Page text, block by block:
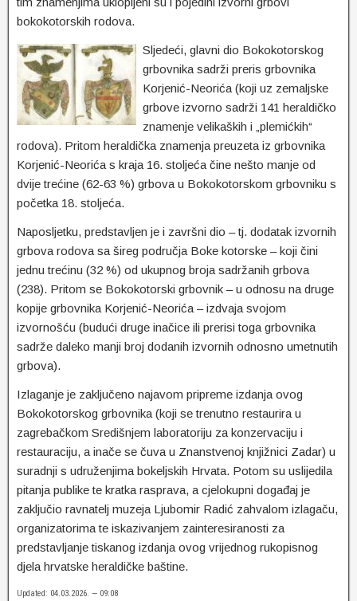
bokokotorskih rodova.
Sljedeći, glavni dio Bokokotorskog
grbovnika sadrži preris grbovnika
Korjenić-Neorića (koji uz zemaljske
grbove izvorno sadrži 141 heraldičko
znamenje velikaških i „plemićkih“
rodova). Pritom heraldička znamenja preuzeta iz grbovnika
Korjenić-Neorića s kraja 16. stoljeća čine nešto manje od
dvije trećine (62-63 %) grbova u Bokokotorskom grbovniku s
početka 18. stoljeća.
Naposljetku, predstavljen je i završni dio – tj. dodatak izvornih
grbova rodova sa šireg područja Boke kotorske – koji čini
jednu trećinu (32 %) od ukupnog broja sadržanih grbova
(238). Pritom se Bokokotorski grbovnik – u odnosu na druge
kopije grbovnika Korjenić-Neorića – izdvaja svojom
izvornošću (budući druge inačice ili prerisi toga grbovnika
sadrže daleko manji broj dodanih izvornih odnosno umetnutih
grbova).
Izlaganje je zaključeno najavom pripreme izdanja ovog
Bokokotorskog grbovnika (koji se trenutno restaurira u
zagrebačkom Središnjem laboratoriju za konzervaciju i
restauraciju, a inače se čuva u Znanstvenoj knjižnici Zadar) u
suradnji s udruženjima bokeljskih Hrvata. Potom su uslijedila
pitanja publike te kratka rasprava, a cjelokupni događaj je
zaključio ravnatelj muzeja Ljubomir Radić zahvalom izlagaču,
organizatorima te iskazivanjem zainteresiranosti za
predstavljanje tiskanog izdanja ovog vrijednog rukopisnog
djela hrvatske heraldičke baštine.
Updated: 04.03.2026. — 09:08